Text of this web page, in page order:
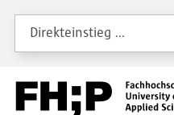
Direkt zum Inhalt
Direkt zur Hauptnavigation
Direkt zum Fußbereich
Direkteinstieg …